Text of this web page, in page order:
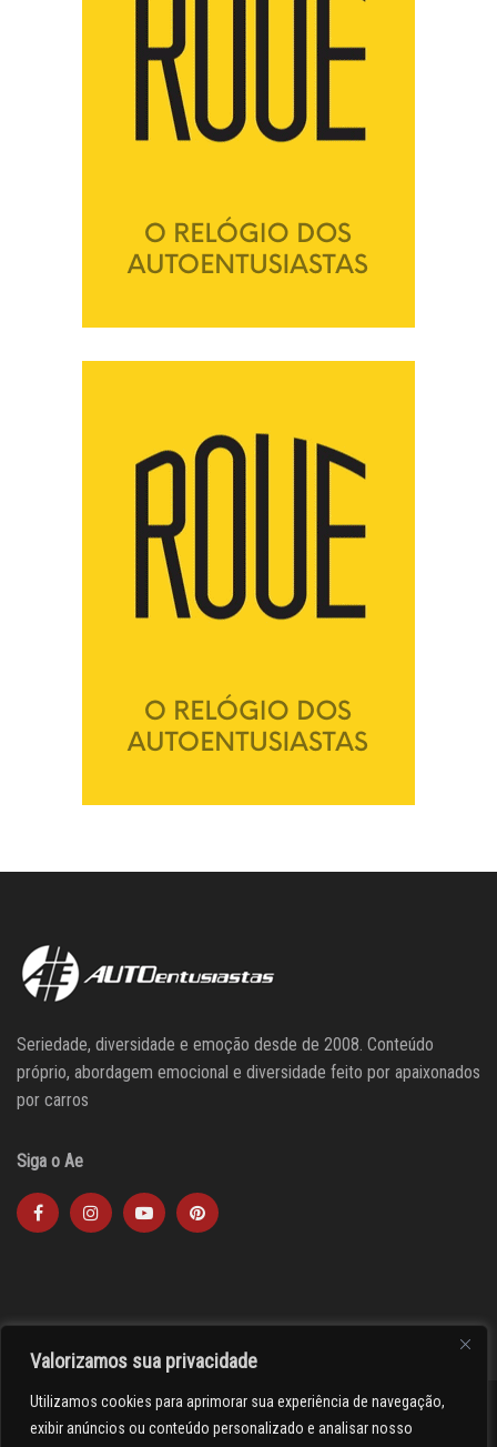
Valorizamos sua privacidade
Utilizamos cookies para aprimorar sua experiência de navegação,
exibir anúncios ou conteúdo personalizado e analisar nosso
Seriedade, diversidade e emoção desde de 2008. Conteúdo
próprio, abordagem emocional e diversidade feito por apaixonados
por carros
Siga o Ae
><(((º> 17